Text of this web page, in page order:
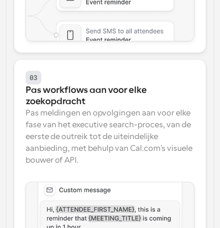
03
Pas workflows aan voor elke
zoekopdracht
Pas meldingen en opvolgingen aan voor elke
fase van het executive search-proces, van de
eerste de outreik tot de uiteindelijke
aanbieding, met behulp van Cal.com's visuele
bouwer of API.